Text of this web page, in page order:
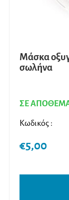
Μάσκα
σωλήνα
ΣΕ
Κωδικός :
€5,00